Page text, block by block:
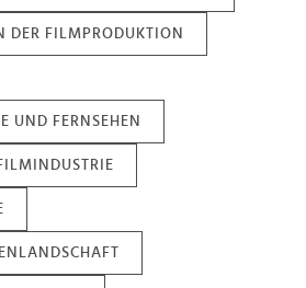
DER FILMPRODUKTION
UND FERNSEHEN